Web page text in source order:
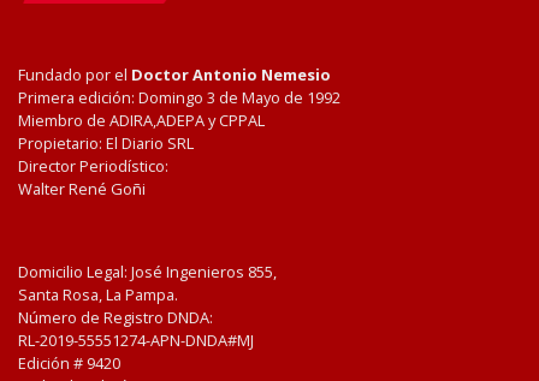
Fundado por el Doctor Antonio Nemesio
Primera edición: Domingo 3 de Mayo de 1992
Miembro de ADIRA,ADEPA y CPPAL
Propietario: El Diario SRL
Director Periodístico:
Walter René Goñi
Domicilio Legal: José Ingenieros 855,
Santa Rosa, La Pampa.
Número de Registro DNDA:
RL-2019-55551274-APN-DNDA#MJ
Edición # 9420